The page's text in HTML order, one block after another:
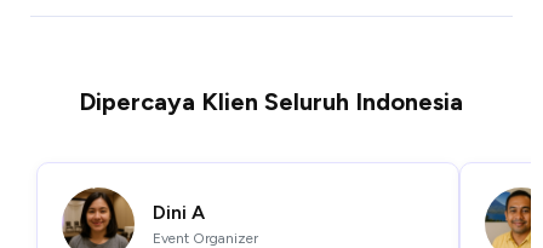
Dipercaya Klien Seluruh Indonesia
Dini A
Event Organizer